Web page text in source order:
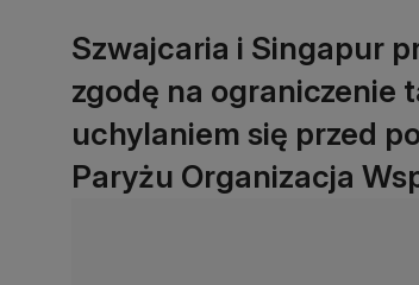
Szwajcaria i Singapur
zgodę na ograniczenie
uchylaniem się przed
Paryżu Organizacja